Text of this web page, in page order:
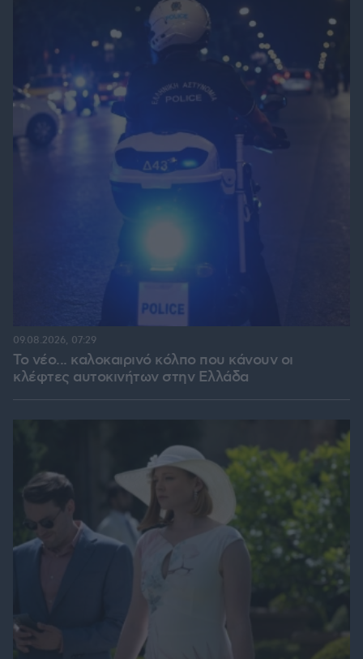
Το νέο... καλοκαιρινό κόλπο που κάνουν οι
κλέφτες αυτοκινήτων στην Ελλάδα
09.08.2026, 07:29